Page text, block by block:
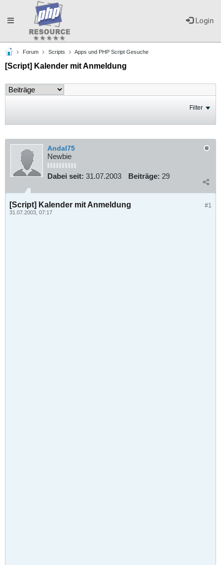
Login
Toggle
navigation
Forum Scripts Apps und PHP Script Gesuche
[Script] Kalender mit Anmeldung
Filter
Andal75
Newbie
Dabei seit: 31.07.2003 Beiträge: 29
#1
[Script] Kalender mit Anmeldung
31.07.2003, 07:17